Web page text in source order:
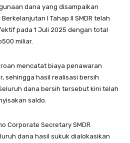
dana yang disampaikan
I Tahap II SMDR telah
pada 1 Juli 2025 dengan total
miliar.
mencatat biaya penawaran
sehingga hasil realisasi bersih
dana bersih tersebut kini telah
saldo.
Corporate Secretary SMDR
dana hasil sukuk dialokasikan